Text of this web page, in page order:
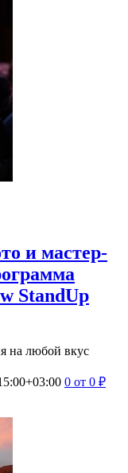
и мастер-
StandUp
на любой вкус
0 от 0 ₽